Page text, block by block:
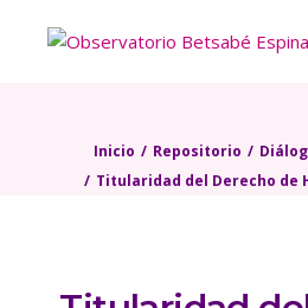
Inicio Repositorio
Titularidad del Derecho de